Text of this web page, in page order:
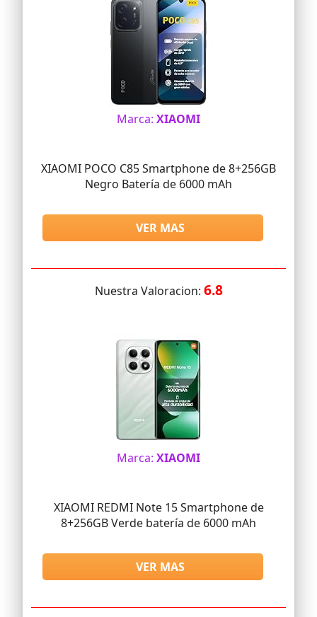
Marca: XIAOMI
XIAOMI POCO C85 Smartphone de 8+256GB
Negro Batería de 6000 mAh
VER MAS
Nuestra Valoracion: 6.8
Marca: XIAOMI
XIAOMI REDMI Note 15 Smartphone de
8+256GB Verde batería de 6000 mAh
VER MAS